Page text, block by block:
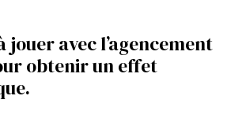
jouer avec l’agencement
obtenir un effet